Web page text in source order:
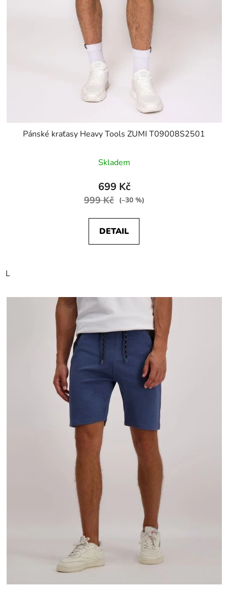
Pánské kraťasy Heavy Tools ZUMI T09008S2501
Skladem
699 Kč
999 Kč (–30 %)
DETAIL
L